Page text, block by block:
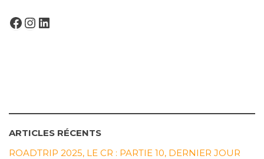
FACEBOOK
INSTAGRAM
LINKEDIN
ARTICLES RÉCENTS
ROADTRIP 2025, LE CR : PARTIE 10, DERNIER JOUR